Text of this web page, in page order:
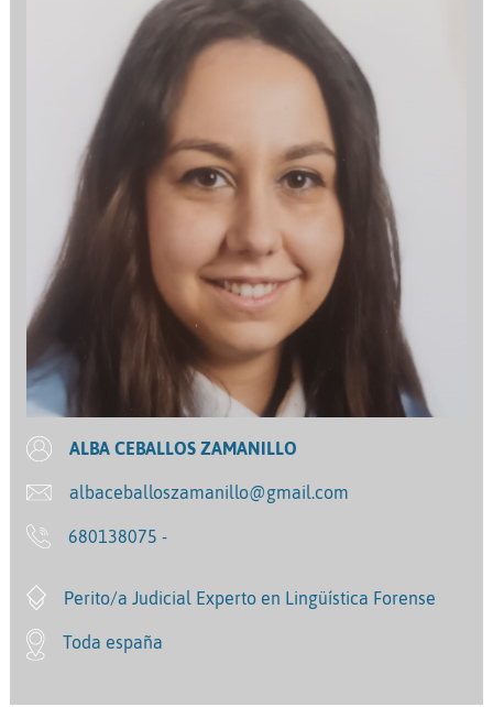
ALBA CEBALLOS ZAMANILLO
albaceballoszamanillo@gmail.com
680138075 -
Perito/a Judicial Experto en Lingüística Forense
Toda españa